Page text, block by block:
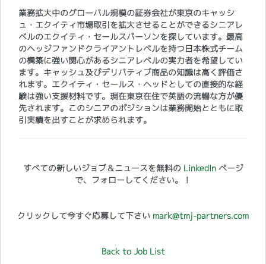
業務拡大中のグローバル規模の証券会社が東京のキャッシ
ュ・エクイティ市場取引を拡大させることができるシニアレ
ベルのエクイティ・セールスパーソンを探しています。最高
のヘッジファンドクライアントレベルを持つ日本株式チーム
の構築に強い関心があるシニアレベルの実力者を希望してい
ます。キャッシュ及びデリバティブ商品の知識は高く評価さ
れます。エクイティ・セールス・ヘッドとしての直接的な経
験は強い支援材料です。現在東京在住で英語の流暢な方が優
先されます。このシニアのポジションは業務開始とともに取
引実績を出すことが求められます。
すべての新しいジョブ＆ニュースを無料の LinkedInページ
で、フォローしてください。！
クリックして今すぐ応募して下さい mark@tmj-partners.com
Back to Job List